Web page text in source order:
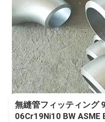
無縫管フィッティング
06Cr19Ni10 BW ASME